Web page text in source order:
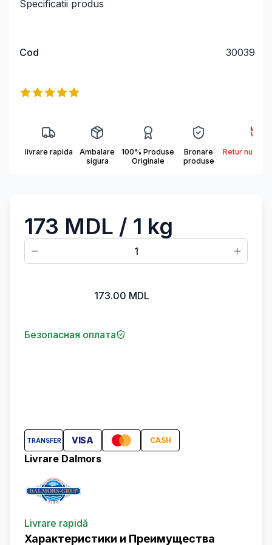
Specificatii produs
Cod 30039
Информация о продукте
Reviews
5out of 5 stars
livrare rapida
Ambalare
sigura
100% Produse
Originale
Bronare
produse
Retur nu se
173 MDL / 1 kg
1
173.00 MDL
Безопасная оплата
TRANSFER VISA CASH
Livrare Dalmors
Livrare rapidă
Характеристики и Преимущества